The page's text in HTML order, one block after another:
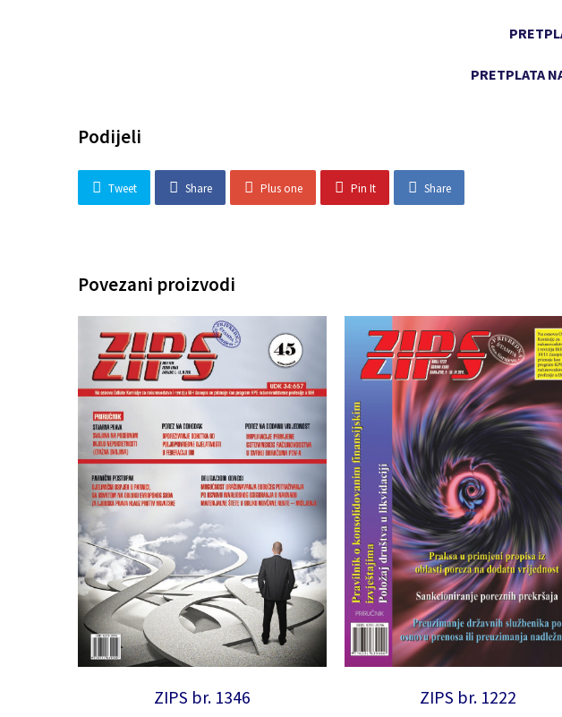
PRETPLATA
Podijeli
Tweet Share Plus one Pin It Share
Povezani proizvodi
ZIPS br. 1346 ZIPS br. 1222